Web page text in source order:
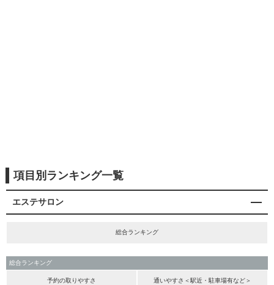
項目別ランキング一覧
エステサロン
総合ランキング
総合ランキング
予約の取りやすさ 通いやすさ＜駅近・駐車場有など＞